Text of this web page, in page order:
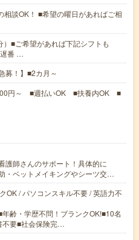
相談OK！ ■希望の曜日があればご相
■ご希望があれば下記シフトも
番 …
募！】■2カ月～
円～ ■週払いOK ■扶養内OK ■
護師さんのサポート！具体的に
・ベットメイキングやシーツ交…
OK / パソコンスキル不要 / 英語力不
齢・学歴不問！ブランクOK!■10名
不要■社会保険完…